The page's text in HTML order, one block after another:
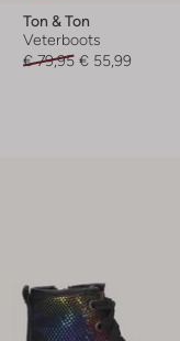
Ton & Ton
Veterboots
€ 79,95 € 55,99